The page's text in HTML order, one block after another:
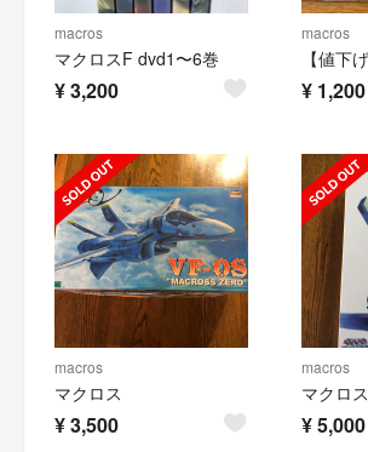
macros
マクロスF dvd1〜6巻
¥3,200
macros
¥ 1,200
macros
マクロス
¥3,500
macros
マクロス
¥5,000